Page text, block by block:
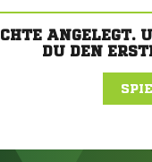
DU DEN